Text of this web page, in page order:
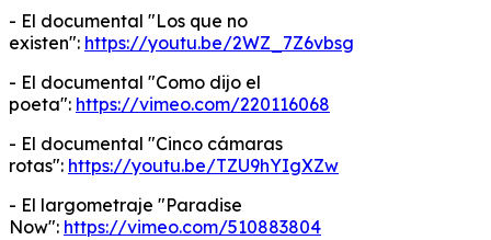
- El documental "Los que no
existen": https://youtu.be/2WZ_7Z6vbsg
- El documental "Como dijo el
poeta": https://vimeo.com/220116068
- El documental "Cinco cámaras
rotas": https://youtu.be/TZU9hYIgXZw
- El largometraje "Paradise
Now": https://vimeo.com/510883804